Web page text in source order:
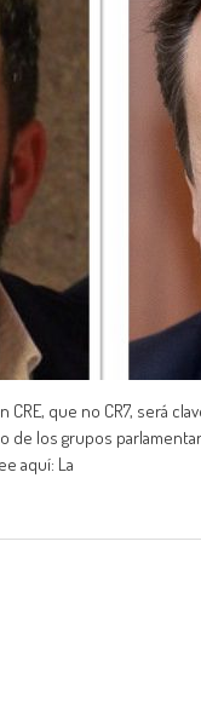
CRE, que no CR7, será
de los grupos
aquí: La